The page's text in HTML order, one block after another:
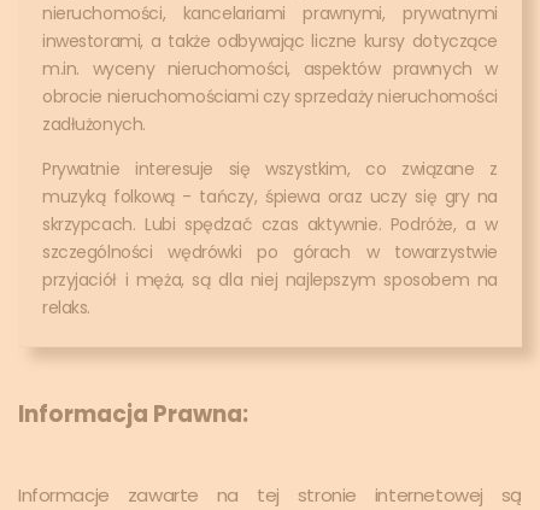
nieruchomości, kancelariami prawnymi, prywatnymi
inwestorami, a także odbywając liczne kursy dotyczące
m.in. wyceny nieruchomości, aspektów prawnych w
obrocie nieruchomościami czy sprzedaży nieruchomości
zadłużonych.
Prywatnie interesuje się wszystkim, co związane z
muzyką folkową - tańczy, śpiewa oraz uczy się gry na
skrzypcach. Lubi spędzać czas aktywnie. Podróże, a w
szczególności wędrówki po górach w towarzystwie
przyjaciół i męża, są dla niej najlepszym sposobem na
relaks.
Informacja Prawna:
Informacje zawarte na tej stronie internetowej są